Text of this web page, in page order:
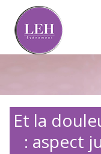
Et la
: aspect